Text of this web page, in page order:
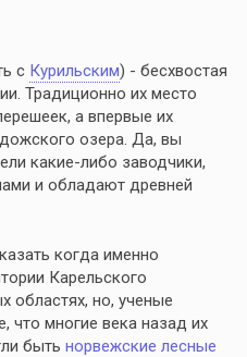
с Курильским) - бесхвостая
Традиционно их место
а впервые их
озера. Да, вы
какие-либо заводчики,
и обладают древней
когда именно
Карельского
областях, но, ученые
многие века назад их
быть норвежские лесные